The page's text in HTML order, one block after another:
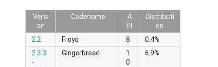
Versi
on
Codename
A
PI
Distributi
on
2.2
Froyo 8
0.4%
2.3.3
-
Gingerbread
1
0
6.9%